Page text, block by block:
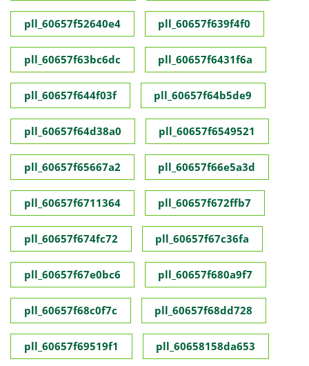
pll_60657f52640e4 pll_60657f639f4f0
pll_60657f63bc6dc pll_60657f6431f6a
pll_60657f644f03f pll_60657f64b5de9
pll_60657f64d38a0 pll_60657f6549521
pll_60657f65667a2 pll_60657f66e5a3d
pll_60657f6711364 pll_60657f672ffb7
pll_60657f674fc72 pll_60657f67c36fa
pll_60657f67e0bc6 pll_60657f680a9f7
pll_60657f68c0f7c pll_60657f68dd728
pll_60657f69519f1 pll_60658158da653